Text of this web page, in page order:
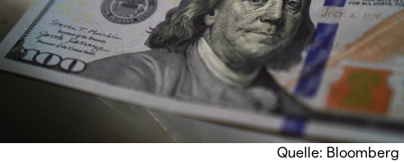
Quelle: Bloomberg